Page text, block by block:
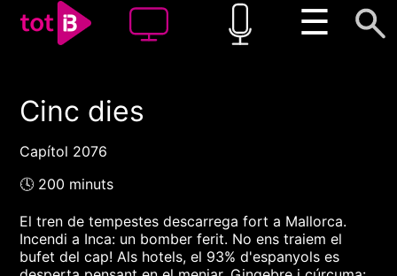
☰
00:00 00:00
Cinc dies
Capítol 2076
🕓 200 minuts
El tren de tempestes descarrega fort a Mallorca.
Incendi a Inca: un bomber ferit. No ens traiem el
bufet del cap! Als hotels, el 93% d'espanyols es